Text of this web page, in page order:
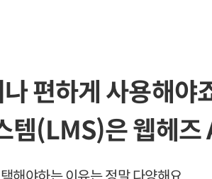
편하게 사용해야
템(LMS)은 웹헤즈